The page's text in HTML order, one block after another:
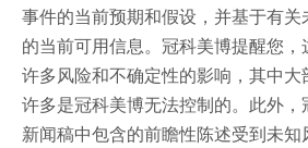
事件的当前预期和假设，并基于有
的当前可用信息。冠科美博提醒您
许多风险和不确定性的影响，其中大
许多是冠科美博无法控制的。此外
新闻稿中包含的前瞻性陈述受到未